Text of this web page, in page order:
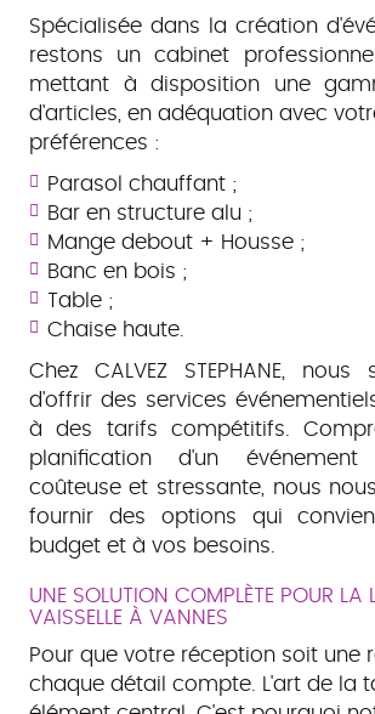
Spécialisée dans la création
restons un cabinet
mettant à disposition une
d'articles, en adéquation avec
préférences :
Parasol chauffant ;
Bar en structure alu ;
Mange debout + Housse ;
Banc en bois ;
Table ;
Chaise haute.
Chez CALVEZ STEPHANE,
d'offrir des services
à des tarifs compétitifs.
planification d'un
coûteuse et stressante, nous
fournir des options qui
budget et à vos besoins.
UNE SOLUTION COMPLÈTE POUR LA
VAISSELLE À VANNES
Pour que votre réception soit une
chaque détail compte. L'art de la